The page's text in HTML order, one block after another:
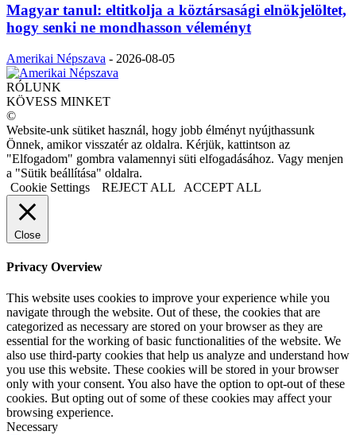
Magyar tanul: eltitkolja a köztársasági elnökjelöltet,
hogy senki ne mondhasson véleményt
Amerikai Népszava - 2026-08-05
RÓLUNK
KÖVESS MINKET
©
Website-unk sütiket használ, hogy jobb élményt nyújthassunk
Önnek, amikor visszatér az oldalra. Kérjük, kattintson az
"Elfogadom" gombra valamennyi süti elfogadásához. Vagy menjen
a "Sütik beállítása" oldalra.
Cookie Settings
REJECT ALL ACCEPT ALL
Close
Privacy Overview
This website uses cookies to improve your experience while you
navigate through the website. Out of these, the cookies that are
categorized as necessary are stored on your browser as they are
essential for the working of basic functionalities of the website. We
also use third-party cookies that help us analyze and understand how
you use this website. These cookies will be stored in your browser
only with your consent. You also have the option to opt-out of these
cookies. But opting out of some of these cookies may affect your
browsing experience.
Necessary